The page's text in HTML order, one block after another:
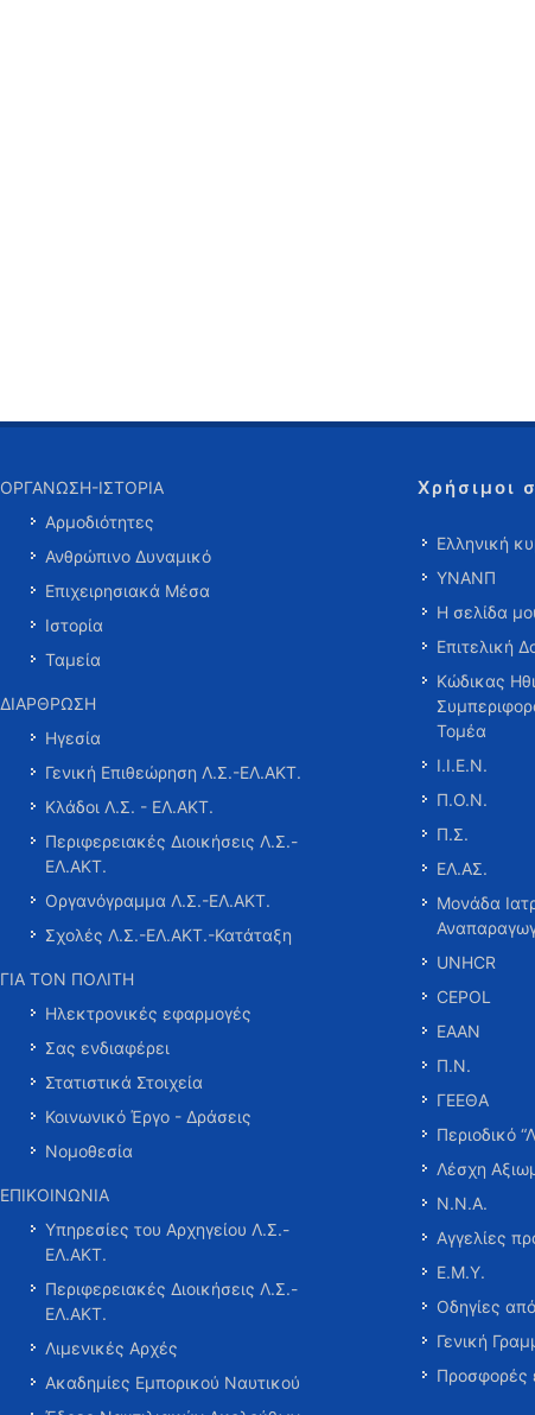
ΟΡΓΑΝΩΣΗ-ΙΣΤΟΡΙΑ
Αρμοδιότητες
Ανθρώπινο Δυναμικό
Επιχειρησιακά Μέσα
Ιστορία
Ταμεία
ΔΙΑΡΘΡΩΣΗ
Ηγεσία
Γενική Επιθεώρηση Λ.Σ.-ΕΛ.ΑΚΤ.
Κλάδοι Λ.Σ. - ΕΛ.ΑΚΤ.
Περιφερειακές Διοικήσεις Λ.Σ.-
ΕΛ.ΑΚΤ.
Οργανόγραμμα Λ.Σ.-ΕΛ.ΑΚΤ.
Σχολές Λ.Σ.-ΕΛ.ΑΚΤ.-Κατάταξη
ΓΙΑ ΤΟΝ ΠΟΛΙΤΗ
Ηλεκτρονικές εφαρμογές
Σας ενδιαφέρει
Στατιστικά Στοιχεία
Κοινωνικό Έργο - Δράσεις
Νομοθεσία
ΕΠΙΚΟΙΝΩΝΙΑ
Υπηρεσίες του Αρχηγείου Λ.Σ.-
ΕΛ.ΑΚΤ.
Περιφερειακές Διοικήσεις Λ.Σ.-
ΕΛ.ΑΚΤ.
Λιμενικές Αρχές
Ακαδημίες Εμπορικού Ναυτικού
Χρήσιμοι
Ελληνική
ΥΝΑΝΠ
Η σελίδα
Επιτελική
Κώδικας
Τομέα
Ι.Ι.Ε.Ν.
Π.Ο.Ν.
Π.Σ.
ΕΛ.ΑΣ.
Μονάδα
UNHCR
CEPOL
ΕΑΑΝ
Π.Ν.
ΓΕΕΘΑ
Περιοδικό
Λέσχη
Ν.Ν.Α.
Αγγελίες
Ε.Μ.Υ.
Οδηγίες
Γενική
Προσφορές